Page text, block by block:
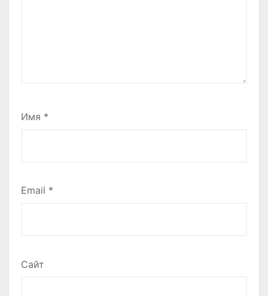
Имя *
Email *
Сайт